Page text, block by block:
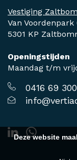
Vestiging
Van Voordenpark
5301 KP
Openingstijden
Maandag t/m
0416 69
Deze website